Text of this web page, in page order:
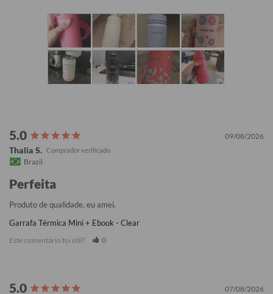
09/08/2026
Thalia S.
Brazil
Perfeita
Produto de qualidade, eu amei.
Garrafa Térmica Mini + Ebook - Clear
Este comentário foi útil? 0
07/08/2026